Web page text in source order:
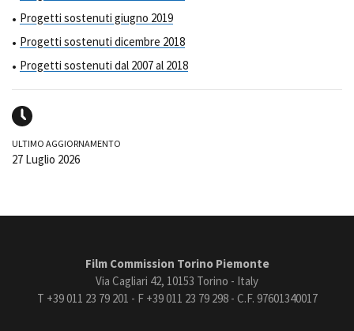
Progetti sostenuti giugno 2019
Progetti sostenuti dicembre 2018
Progetti sostenuti dal 2007 al 2018
ULTIMO AGGIORNAMENTO
27 Luglio 2026
Film Commission Torino Piemonte
Via Cagliari 42, 10153 Torino - Italy
T +39 011 23 79 201 - F +39 011 23 79 298 - C.F. 97601340017